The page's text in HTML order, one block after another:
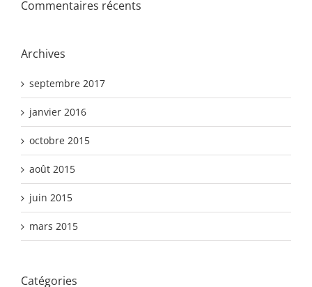
Commentaires récents
Archives
septembre 2017
janvier 2016
octobre 2015
août 2015
juin 2015
mars 2015
Catégories